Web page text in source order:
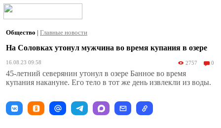
Общество | Главные новости
На Соловках утонул мужчина во время купания в озере
16.08.23 09:58 2757 0
45-летний северянин утонул в озере Банное во время
купания накануне. Его тело в тот же день извлекли из воды.